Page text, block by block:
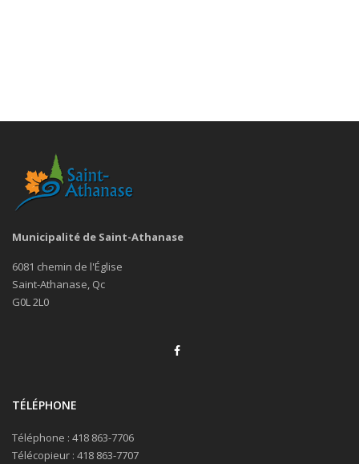
Municipalité de Saint-Athanase
6081 chemin de l'Église
Saint-Athanase, Qc
G0L 2L0
TÉLÉPHONE
Téléphone : 418 863-7706
Télécopieur : 418 863-7707